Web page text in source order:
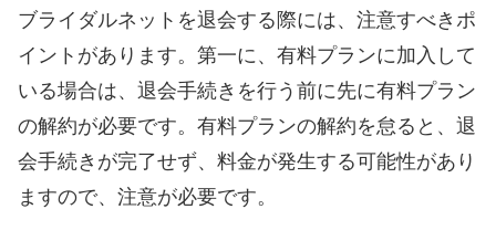
ブライダルネットを退会する際には、注意すべきポ
イントがあります。第一に、有料プランに加入して
いる場合は、退会手続きを行う前に先に有料プラン
の解約が必要です。有料プランの解約を怠ると、退
会手続きが完了せず、料金が発生する可能性があり
ますので、注意が必要です。